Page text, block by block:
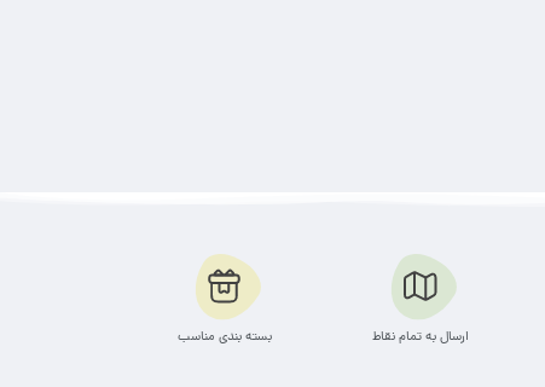
ارسال به تمام نقاط بسته بندی مناسب